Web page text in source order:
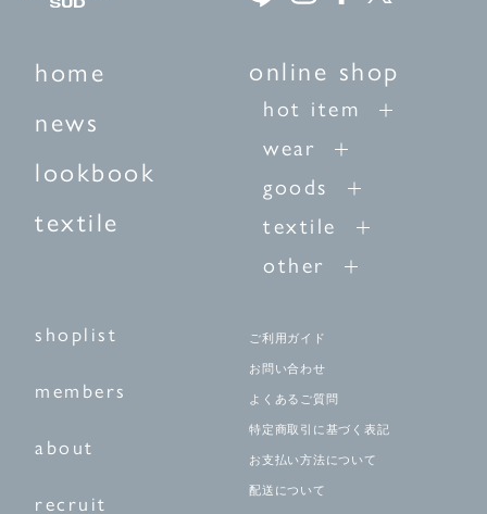
home
news
lookbook
textile
online shop
hot item
wear
goods
textile
other
shoplist
members
about
recruit
ご利用ガイド
お問い合わせ
よくあるご質問
特定商取引に基づく表記
お支払い方法について
配送について